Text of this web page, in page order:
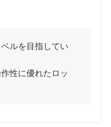
ルを目指してい
性に優れたロッ